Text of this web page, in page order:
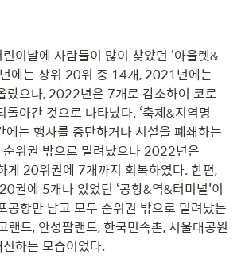
이날에 사람들이 많이 찾았던 ‘아울렛&
에는 상위 20위 중 14개, 2021년에는
랐으나, 2022년은 7개로 감소하여 코로
돌아간 것으로 나타났다. ‘축제&지역명
에는 행사를 중단하거나 시설을 폐쇄하는
위권 밖으로 밀려났으나 2022년은
20위권에 7개까지 회복하였다. 한편,
권에 5개나 있었던 ‘공항&역&터미널'이
항만 남고 모두 순위권 밖으로 밀려났는
랜드, 안성팜랜드, 한국민속촌, 서울대공원
하는 모습이었다.